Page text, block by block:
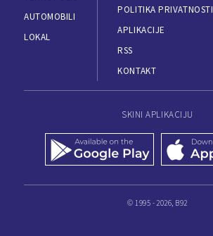
AUTOMOBILI
LOKAL
POLITIKA PRIVATNOSTI
APLIKACIJE
RSS
KONTAKT
SKINI APLIKACIJU
© 1995 - 2026, B92